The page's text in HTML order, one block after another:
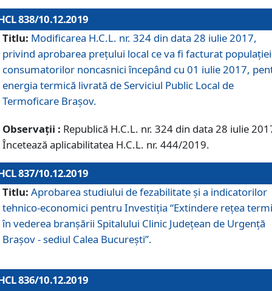
838/10.12.2019
Titlu: Modificarea H.C.L. nr. 324 din data 28 iulie 2017,
privind aprobarea preţului local ce va fi facturat
consumatorilor noncasnici începând cu 01 iulie 2017,
energia termică livrată de Serviciul Public Local de
Termoficare Braşov.
Observații : Republică H.C.L. nr. 324 din data 28 iulie
Încetează aplicabilitatea H.C.L. nr. 444/2019.
837/10.12.2019
Titlu: Aprobarea studiului de fezabilitate și a indicatorilor
tehnico-economici pentru Investiția “Extindere rețea
în vederea branșării Spitalului Clinic Județean de Urgență
Brașov - sediul Calea București”.
836/10.12.2019